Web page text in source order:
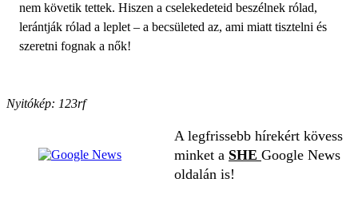
nem követik tettek. Hiszen a cselekedeteid beszélnek rólad,
lerántják rólad a leplet – a becsületed az, ami miatt tisztelni és
szeretni fognak a nők!
Nyitókép: 123rf
A legfrissebb hírekért kövess
minket a SHE Google News
oldalán is!